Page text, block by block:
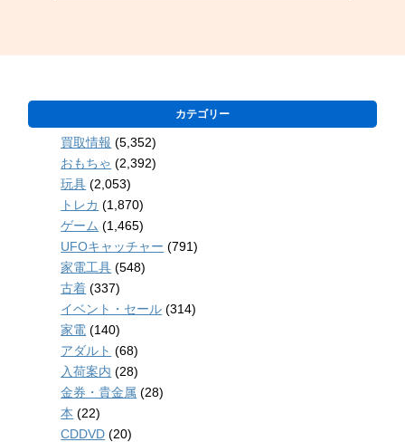
カテゴリー
買取情報 (5,352)
おもちゃ (2,392)
玩具 (2,053)
トレカ (1,870)
ゲーム (1,465)
UFOキャッチャー (791)
家電工具 (548)
古着 (337)
イベント・セール (314)
家電 (140)
アダルト (68)
入荷案内 (28)
金券・貴金属 (28)
本 (22)
CDDVD (20)